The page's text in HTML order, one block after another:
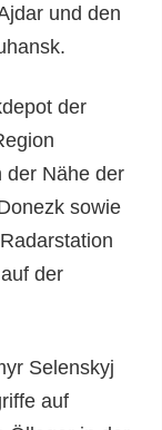
und den
der
der Nähe der
sowie
der
Selenskyj
auf